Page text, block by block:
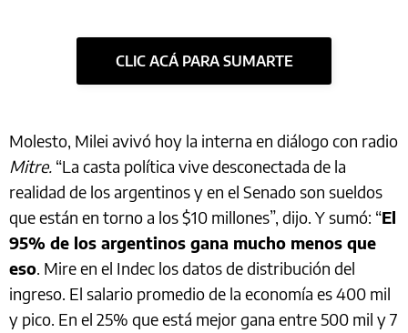
CLIC ACÁ PARA SUMARTE
Molesto, Milei avivó hoy la interna en diálogo con radio
Mitre. “La casta política vive desconectada de la
realidad de los argentinos y en el Senado son sueldos
que están en torno a los $10 millones”, dijo. Y sumó: “El
95% de los argentinos gana mucho menos que
eso. Mire en el Indec los datos de distribución del
ingreso. El salario promedio de la economía es 400 mil
y pico. En el 25% que está mejor gana entre 500 mil y 7